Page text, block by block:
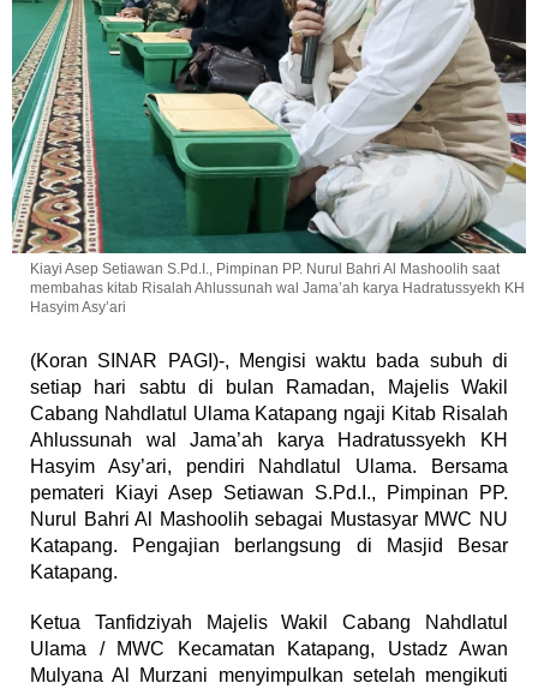
Kiayi Asep Setiawan S.Pd.I., Pimpinan PP. Nurul Bahri Al Mashoolih saat
membahas kitab Risalah Ahlussunah wal Jama’ah karya Hadratussyekh KH
Hasyim Asy’ari
(Koran SINAR PAGI)-, Mengisi waktu bada subuh di
setiap hari sabtu di bulan Ramadan, Majelis Wakil
Cabang Nahdlatul Ulama Katapang ngaji Kitab Risalah
Ahlussunah wal Jama’ah karya Hadratussyekh KH
Hasyim Asy’ari, pendiri Nahdlatul Ulama. Bersama
pemateri Kiayi Asep Setiawan S.Pd.I., Pimpinan PP.
Nurul Bahri Al Mashoolih sebagai Mustasyar MWC NU
Katapang. Pengajian berlangsung di Masjid Besar
Katapang.
Ketua Tanfidziyah Majelis Wakil Cabang Nahdlatul
Ulama / MWC Kecamatan Katapang, Ustadz Awan
Mulyana Al Murzani menyimpulkan setelah mengikuti